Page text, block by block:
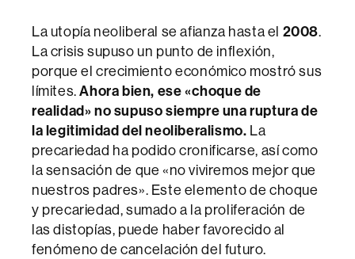
La utopía neoliberal se afianza hasta el 2008.
La crisis supuso un punto de inflexión,
porque el crecimiento económico mostró sus
límites.Ahora bien, ese «choque de
realidad» no supuso siempre una ruptura de
la legitimidad del neoliberalismo. La
precariedad ha podido cronificarse, así como
la sensación de que «no viviremos mejor que
nuestros padres». Este elemento de choque
y precariedad, sumado a la proliferación de
las distopías, puede haber favorecido al
fenómeno de cancelación del futuro.